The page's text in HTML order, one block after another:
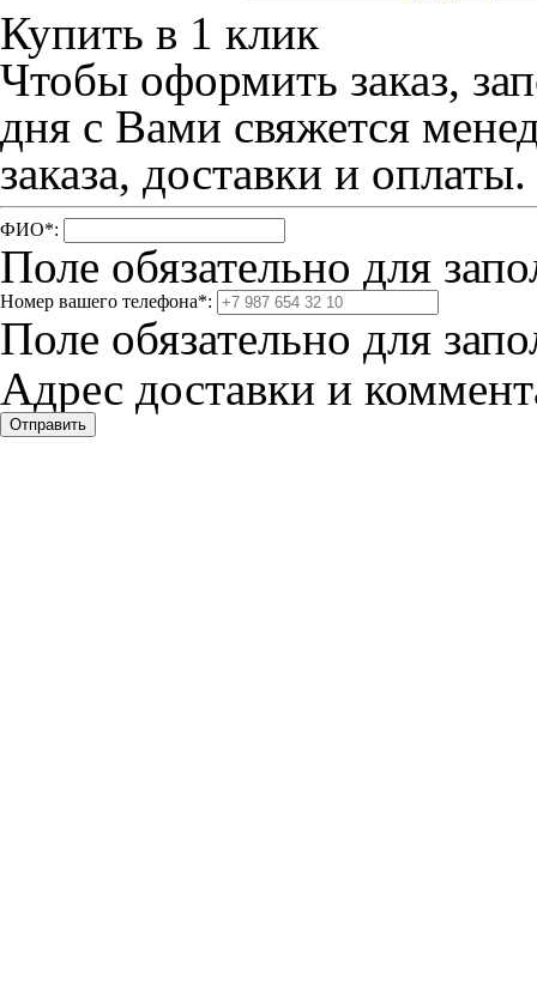
Купить в 1 клик
Чтобы оформить заказ,
дня с Вами свяжется
заказа, доставки и оплаты.
ФИО*:
Поле обязательно для
Номер вашего телефона*:
Поле обязательно для
Адрес доставки и